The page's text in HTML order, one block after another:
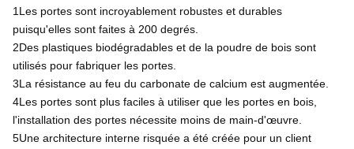
1Les portes sont incroyablement robustes et durables
puisqu'elles sont faites à 200 degrés.
2Des plastiques biodégradables et de la poudre de bois sont
utilisés pour fabriquer les portes.
3La résistance au feu du carbonate de calcium est augmentée.
4Les portes sont plus faciles à utiliser que les portes en bois,
l'installation des portes nécessite moins de main-d'œuvre.
5Une architecture interne risquée a été créée pour un client